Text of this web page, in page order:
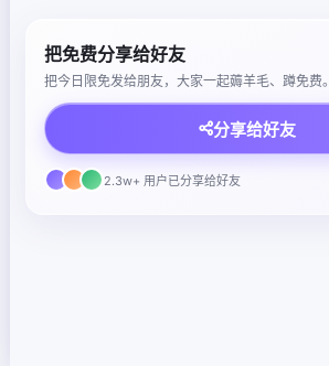
把免费分享给好友
把今日限免发给朋友，大家一起薅羊毛、蹲免费。
分享给好友
2.3w+ 用户已分享给好友